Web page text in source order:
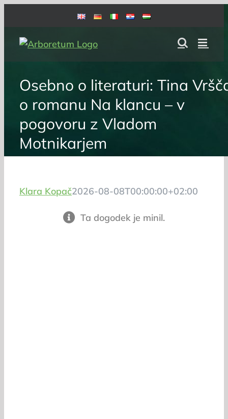
content
Osebno o literaturi: Tina
o romanu Na klancu – v
pogovoru z Vladom
Motnikarjem
Klara Kopač2026-08-08T00:00:00+02:00
Ta dogodek je minil.